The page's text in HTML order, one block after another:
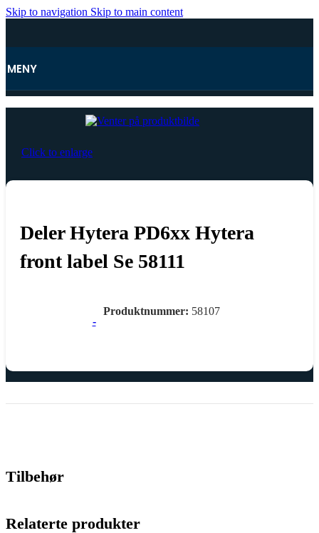
Skip to navigation Skip to main content
MENY
Hjem
Click to enlarge
Deler Hytera PD6xx Hytera
front label Se 58111
-
Produktnummer: 58107
Tilbehør
Relaterte produkter